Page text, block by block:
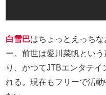
白雪巴はちょっとえっち
ー。前世は愛川菜帆とい
り、かつてJTBエンタテ
れる。現在もフリーで活